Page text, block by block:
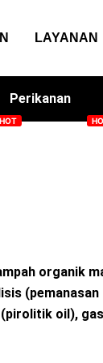
LAYANAN
Perikanan
organik
(pemanasan
oil),